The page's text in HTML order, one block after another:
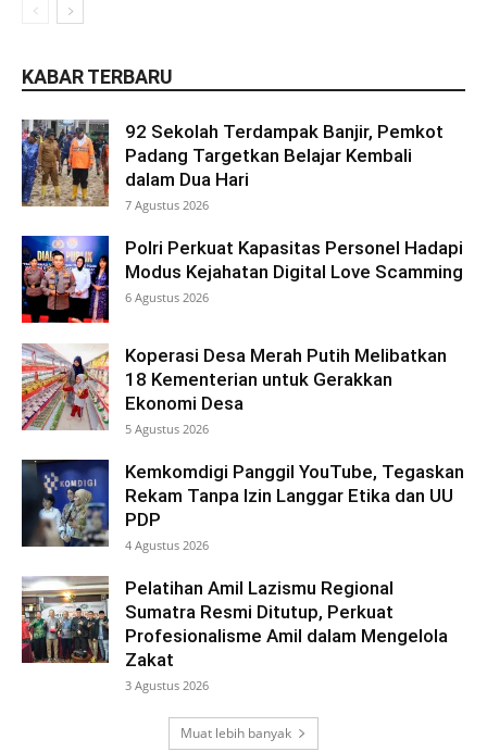
KABAR TERBARU
92 Sekolah Terdampak Banjir, Pemkot
Padang Targetkan Belajar Kembali
dalam Dua Hari
7 Agustus 2026
Polri Perkuat Kapasitas Personel Hadapi
Modus Kejahatan Digital Love Scamming
6 Agustus 2026
Koperasi Desa Merah Putih Melibatkan
18 Kementerian untuk Gerakkan
Ekonomi Desa
5 Agustus 2026
Kemkomdigi Panggil YouTube, Tegaskan
Rekam Tanpa Izin Langgar Etika dan UU
PDP
4 Agustus 2026
Pelatihan Amil Lazismu Regional
Sumatra Resmi Ditutup, Perkuat
Profesionalisme Amil dalam Mengelola
Zakat
3 Agustus 2026
Muat lebih banyak